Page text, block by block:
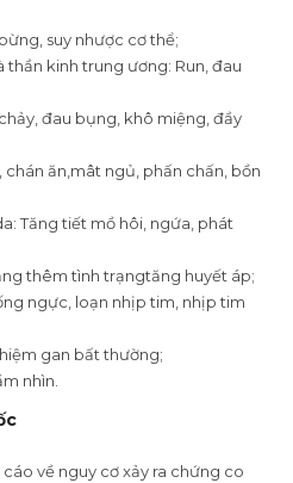
suy nhược cơ thể;
thần kinh trung ương: Run, đau
đau bụng, khô miệng, đầy
chán ăn,mât ngủ, phấn chấn, bồn
Tăng tiết mồ hôi, ngứa, phát
thêm tình trạngtăng huyết áp;
ngực, loạn nhịp tim, nhịp tim
gan bất thường;
nhìn.
về nguy cơ xảy ra chứng co